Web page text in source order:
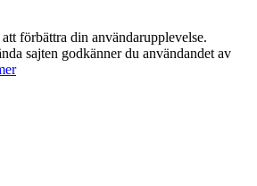
förbättra din användarupplevelse.
sajten godkänner du användandet av